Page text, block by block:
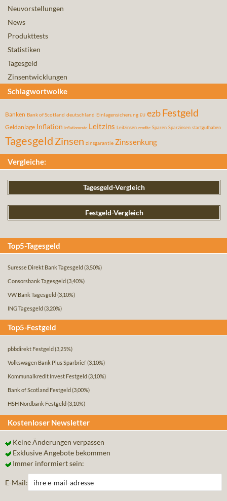
Neuvorstellungen
News
Produkttests
Statistiken
Tagesgeld
Zinsentwicklungen
Schlagwortwolke
Banken Bank of Scotland deutschland Einlagensicherung EU ezbFestgeld
Geldanlage Inflation inflationsrate Leitzins Leitzinsen rendite Sparen Sparzinsen startguthaben
Tagesgeld Zinsen zinsgarantie Zinssenkung
Vergleiche:
Tagesgeld-Vergleich
Festgeld-Vergleich
Top5-Tagesgeld
Suresse Direkt Bank Tagesgeld (3,50%)
Consorsbank Tagesgeld (3,40%)
VW Bank Tagesgeld (3,10%)
ING Tagesgeld (3,20%)
Top5-Festgeld
pbbdirekt Festgeld (3,25%)
Volkswagen Bank Plus Sparbrief(3,10%)
Kommunalkredit Invest Festgeld (3,10%)
Bank of Scotland Festgeld (3,00%)
HSH Nordbank Festgeld (3,10%)
Kostenloser Newsletter
Keine Änderungen verpassen
Exklusive Angebote bekommen
Immer informiert sein:
E-Mail: